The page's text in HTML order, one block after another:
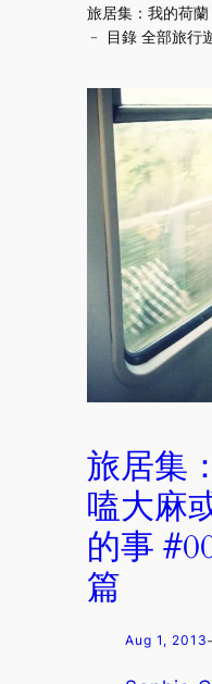
旅居集：我的荷
﹣ 目錄 全部旅行
旅居集
嗑大麻
的事
篇
Aug 1, 2013